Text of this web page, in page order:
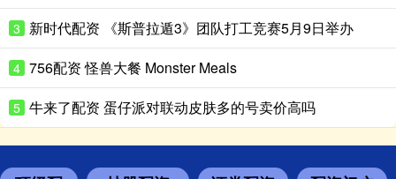
3 新时代配资 《斯普拉遁3》团队打工竞赛5月9日举办
4 756配资 怪兽大餐 Monster Meals
5 牛来了配资 蛋仔派对联动皮肤多的号卖价高吗